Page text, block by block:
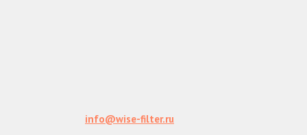
info@wise-filter.ru